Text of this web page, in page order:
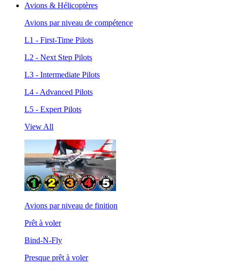
Avions & Hélicoptères
Avions par niveau de compétence
L1 - First-Time Pilots
L2 - Next Step Pilots
L3 - Intermediate Pilots
L4 - Advanced Pilots
L5 - Expert Pilots
View All
Avions par niveau de finition
Prêt à voler
Bind-N-Fly
Presque prêt à voler